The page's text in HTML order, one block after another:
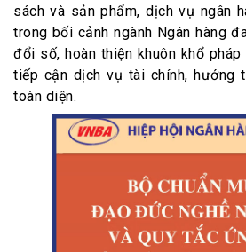
sách và sản phẩm, dịch vụ ngân
trong bối cảnh ngành Ngân hàng
đổi số, hoàn thiện khuôn khổ
tiếp cận dịch vụ tài chính, hướng
toàn diện.